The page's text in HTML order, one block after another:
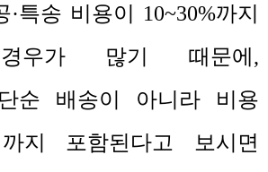
·특송 비용이 10~30%까지
우가 많기 때문에 ,
순 배송이 아니라 비용
지 포함된다고 보시면